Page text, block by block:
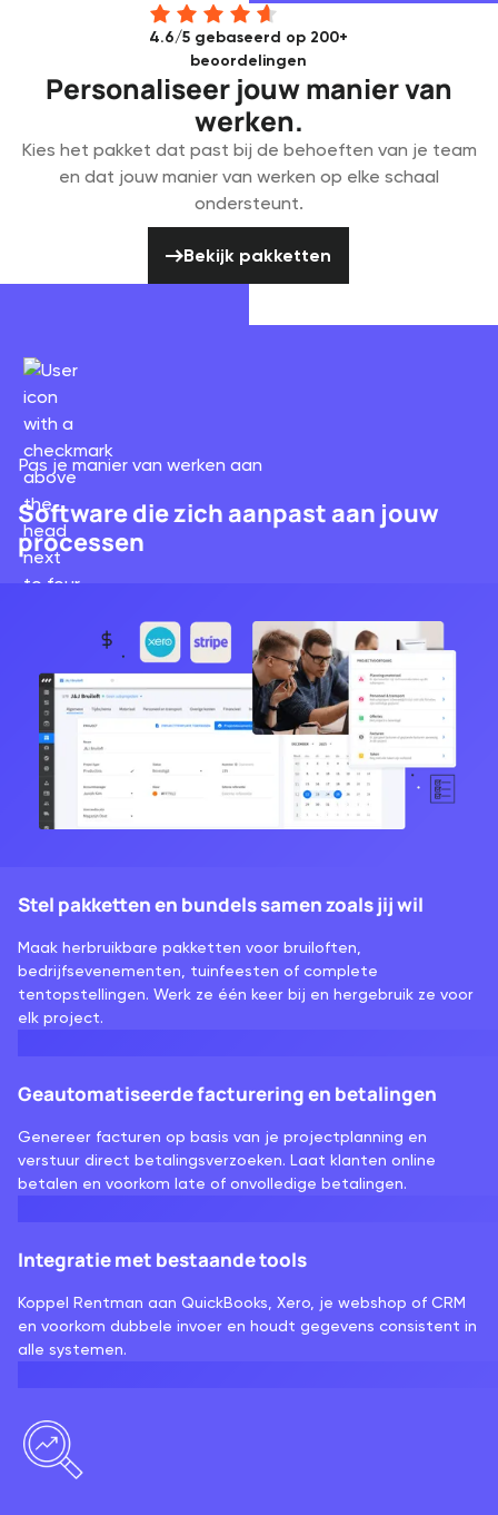
4.6/5 gebaseerd op 200+
beoordelingen
Personaliseer jouw manier van
werken.
Kies het pakket dat past bij de behoeften van je team
en dat jouw manier van werken op elke schaal
ondersteunt.
Bekijk pakketten
Pas je manier van werken aan
Software die zich aanpast aan jouw
processen
Stel pakketten en bundels samen zoals jij wil
Maak herbruikbare pakketten voor bruiloften,
bedrijfsevenementen, tuinfeesten of complete
tentopstellingen. Werk ze één keer bij en hergebruik ze voor
elk project.
Geautomatiseerde facturering en betalingen
Genereer facturen op basis van je projectplanning en
verstuur direct betalingsverzoeken. Laat klanten online
betalen en voorkom late of onvolledige betalingen.
Integratie met bestaande tools
Koppel Rentman aan QuickBooks, Xero, je webshop of CRM
en voorkom dubbele invoer en houdt gegevens consistent in
alle systemen.